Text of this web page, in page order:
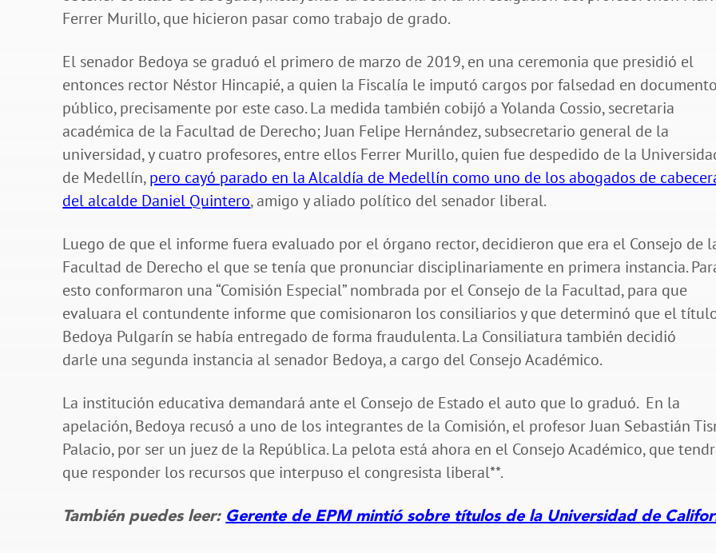
Ferrer Murillo, que hicieron pasar como trabajo de grado.
El senador Bedoya se graduó el primero de marzo de 2019, en una ceremonia que presidió el
entonces rector Néstor Hincapié, a quien la Fiscalía le imputó cargos por falsedad en documento
público, precisamente por este caso. La medida también cobijó a Yolanda Cossio, secretaria
académica de la Facultad de Derecho; Juan Felipe Hernández, subsecretario general de la
universidad, y cuatro profesores, entre ellos Ferrer Murillo, quien fue despedido de la
de Medellín,pero cayó parado en la Alcaldía de Medellín como uno de los abogados de
del alcalde Daniel Quintero, amigo y aliado político del senador liberal.
Luego de que el informe fuera evaluado por el órgano rector, decidieron que era el Consejo de
Facultad de Derecho el que se tenía que pronunciar disciplinariamente en primera instancia.
esto conformaron una “Comisión Especial” nombrada por el Consejo de la Facultad, para que
evaluara el contundente informe que comisionaron los consiliarios y que determinó que el
Bedoya Pulgarín se había entregado de forma fraudulenta. La Consiliatura también decidió
darle una segunda instancia al senador Bedoya, a cargo del Consejo Académico.
La institución educativa demandará ante el Consejo de Estado el auto que lo graduó. En la
apelación, Bedoya recusó a uno de los integrantes de la Comisión, el profesor Juan Sebastián
Palacio, por ser un juez de la República. La pelota está ahora en el Consejo Académico, que
que responder los recursos que interpuso el congresista liberal**.
También puedes leer: Gerente de EPM mintió sobre títulos de la Universidad de